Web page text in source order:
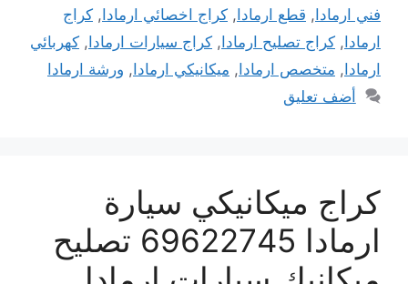
فني ارمادا, قطع ارمادا, كراج اخصائي ارمادا, كراج
ارمادا, كراج تصليح ارمادا, كراج سيارات ارمادا, كهربائي
ارمادا, متخصص ارمادا, ميكانيكي ارمادا, ورشة ارمادا
أضف تعليق
كراج ميكانيكي سيارة
ارمادا 69622745 تصليح